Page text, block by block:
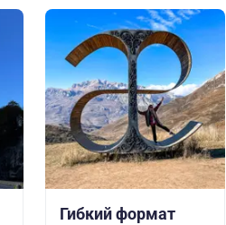
Гибкий формат